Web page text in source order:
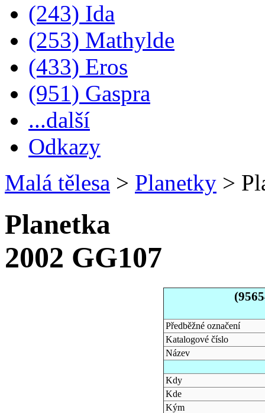
(243) Ida
(253) Mathylde
(433) Eros
(951) Gaspra
...další
Odkazy
Malá tělesa > Planetky >
Planetka
2002 GG107
Předběžné označení
Katalogové číslo
Název
Kdy
Kde
Kým